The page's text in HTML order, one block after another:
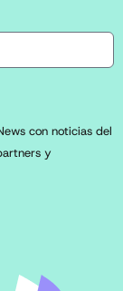
con noticias del
y